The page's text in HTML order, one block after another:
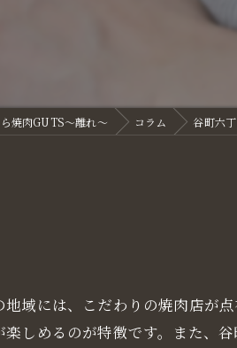
焼肉GUTS～離れ～ コラム 谷町六
域には、こだわりの焼肉店が
しめるのが特徴です。また、